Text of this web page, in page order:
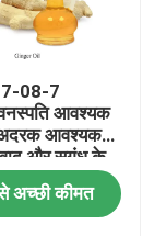
08-7
आवश्यक
आवश्यक
और सुगंध के
अच्छी कीमत